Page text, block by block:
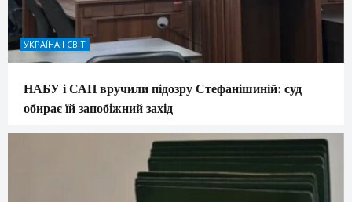
УКРАЇНА І СВІТ
НАБУ і САП вручили підозру Стефанішиній: суд
обирає їй запобіжний захід